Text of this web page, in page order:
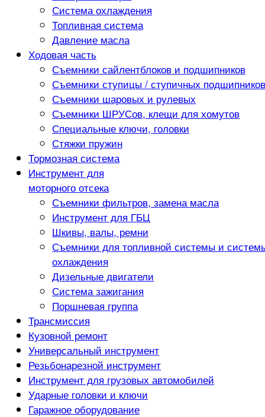
Система охлаждения
Топливная система
Давление масла
Ходовая часть
Съемники сайлентблоков и подшипников
Съемники ступицы / ступичных подшипников
Съемники шаровых и рулевых
Съемники ШРУСов, клещи для хомутов
Специальные ключи, головки
Стяжки пружин
Тормозная система
Инструмент для
моторного отсека
Съемники фильтров, замена масла
Инструмент для ГБЦ
Шкивы, валы, ремни
Съемники для топливной системы и
охлаждения
Дизельные двигатели
Система зажигания
Поршневая группа
Трансмиссия
Кузовной ремонт
Универсальный инструмент
Резьбонарезной инструмент
Инструмент для грузовых автомобилей
Ударные головки и ключи
Гаражное оборудование